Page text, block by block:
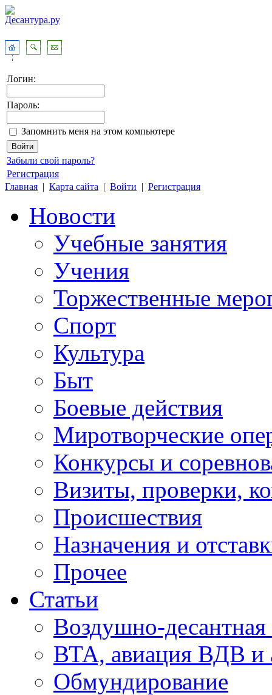
Логин:
Пароль:
Запомнить меня на этом компьютере
Забыли свой пароль?
Регистрация
Главная | Карта сайта | Войти | Регистрация
Новости
Учебные занятия
Учения
Торжественные
Спорт
Культура
Быт
Боевые действия
Миротворческие
Конкурсы и
Визиты, проверки,
Происшествия
Назначения и
Прочее
Статьи
Воздушно-десантная
ВТА, авиация ВДВ и
Обмундирование